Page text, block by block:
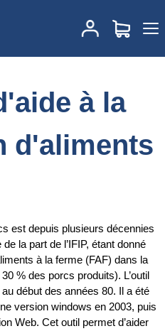
d'aide à la formulation
à la
d'aliments
est depuis plusieurs décennies
de la part de l’IFIP, étant donné
à la ferme (FAF) dans la
% des porcs produits). L’outil
début des années 80. Il a été
version windows en 2003, puis
Web. Cet outil permet d’aider